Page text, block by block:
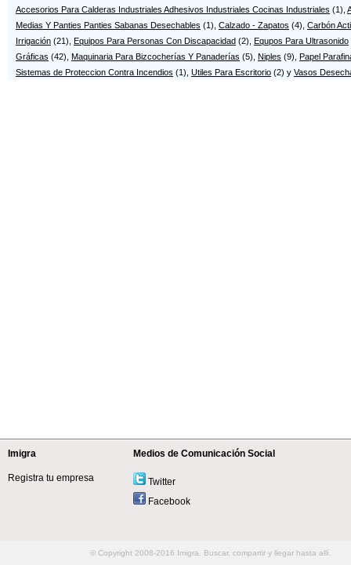
Músme
Cl 70 10-01
NEIRA IMPRESORES ...
CR 24 12 61
PRINTERS LTDA
Tr93 61-02 Int 84
Prisma Asociados ...
Cr32 72-68
PUBLITORRES IMPRE...
TICKET FACTORY EX...
Accesorios Para Calderas Industriales Adhesivos Industriales Cocinas Industriales (1),
Medias Y Panties Panties Sabanas Desechables (1), Calzado - Zapatos (4), Carbón
Irrigación (21), Equipos Para Personas Con Discapacidad (2), Equpos Para Ultrasonido
Gráficas (42), Maquinaria Para Bizcocherías Y Panaderías (5), Niples (9), Papel
Sistemas de Proteccion Contra Incendios (1), Utiles Para Escritorio (2) y Vasos
Imigra
Registra tu empresa
Medios de Comunicación Social
Twitter
Facebook
© Copyright 2008-2016 Imigra. Buscar, compartir y llegar hasta allí.